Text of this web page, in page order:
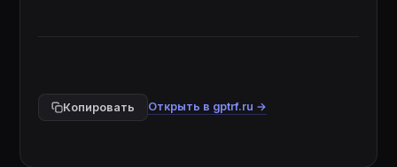
Копировать Открыть в gptrf.ru →